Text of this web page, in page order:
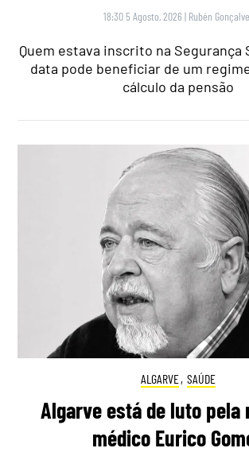
18:30 5 Agosto, 2026 | Rubén
Quem estava inscrito na Segurança
data pode beneficiar de um
cálculo da pensão
ALGARVE, SAÚDE
Algarve está de luto pela
médico Eurico